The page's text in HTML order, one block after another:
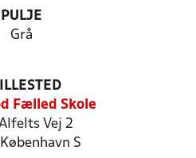
PULJE
Grå
Fælled Skole
Vej 2
S